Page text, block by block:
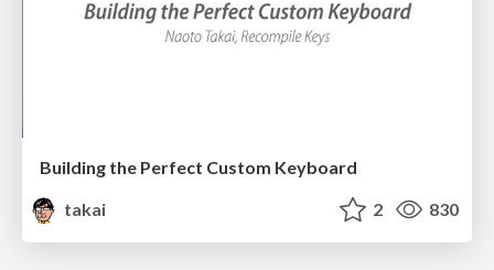
Building the Perfect Custom Keyboard
takai
2 830